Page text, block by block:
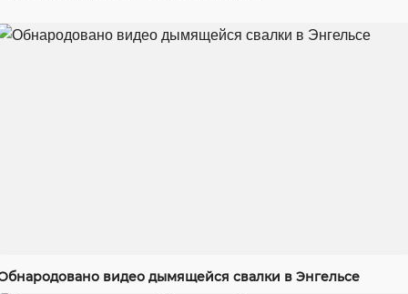
видео дымящейся свалки в Энгельсе